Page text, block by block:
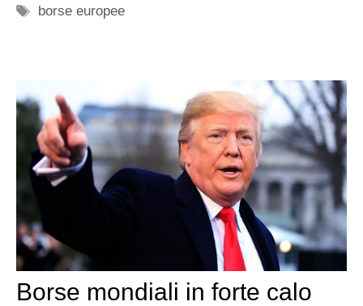
Tag
borse europee
Borse mondiali in forte calo